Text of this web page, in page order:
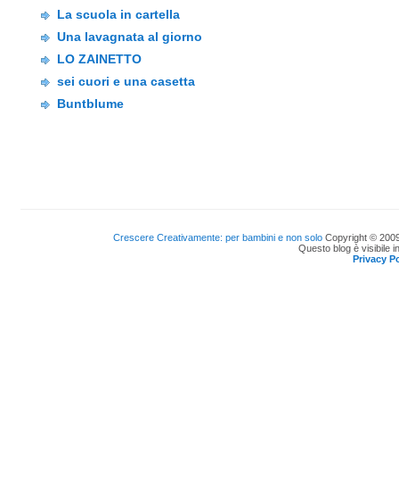
La scuola in cartella
Una lavagnata al giorno
LO ZAINETTO
sei cuori e una casetta
Buntblume
Crescere Creativamente: per bambini e non solo Copyright ©
Questo blog è visibile
Privacy